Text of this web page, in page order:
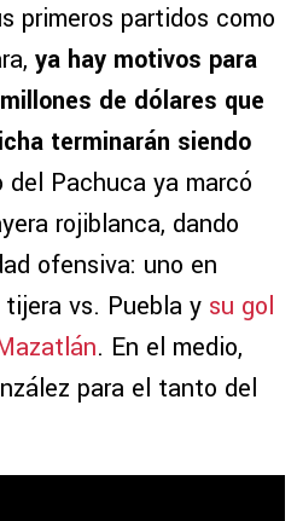
primeros partidos como
ya hay motivos para
de dólares que
terminarán siendo
del Pachuca ya marcó
rojiblanca, dando
ofensiva: uno en
vs. Puebla y su gol
. En el medio,
para el tanto del